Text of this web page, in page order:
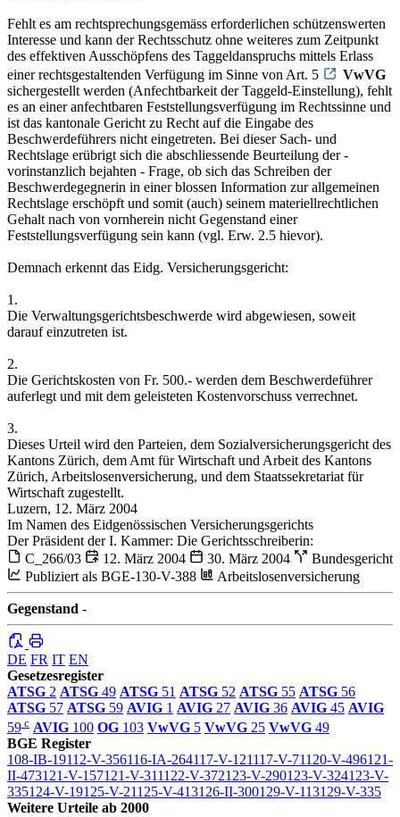
Fehlt es am rechtsprechungsgemäss erforderlichen schützenswerten
Interesse und kann der Rechtsschutz ohne weiteres zum Zeitpunkt
des effektiven Ausschöpfens des Taggeldanspruchs mittels Erlass
einer rechtsgestaltenden Verfügung im Sinne von Art. 5
VwVG
sichergestellt werden (Anfechtbarkeit der Taggeld-Einstellung), fehlt
es an einer anfechtbaren Feststellungsverfügung im Rechtssinne und
ist das kantonale Gericht zu Recht auf die Eingabe des
Beschwerdeführers nicht eingetreten. Bei dieser Sach- und
Rechtslage erübrigt sich die abschliessende Beurteilung der -
vorinstanzlich bejahten - Frage, ob sich das Schreiben der
Beschwerdegegnerin in einer blossen Information zur allgemeinen
Rechtslage erschöpft und somit (auch) seinem materiellrechtlichen
Gehalt nach von vornherein nicht Gegenstand einer
Feststellungsverfügung sein kann (vgl. Erw. 2.5 hievor).
Demnach erkennt das Eidg. Versicherungsgericht:
1.
Die Verwaltungsgerichtsbeschwerde wird abgewiesen, soweit
darauf einzutreten ist.
2.
Die Gerichtskosten von Fr. 500.- werden dem Beschwerdeführer
auferlegt und mit dem geleisteten Kostenvorschuss verrechnet.
3.
Dieses Urteil wird den Parteien, dem Sozialversicherungsgericht des
Kantons Zürich, dem Amt für Wirtschaft und Arbeit des Kantons
Zürich, Arbeitslosenversicherung, und dem Staatssekretariat für
Wirtschaft zugestellt.
Luzern, 12. März 2004
Im Namen des Eidgenössischen Versicherungsgerichts
Der Präsident der I. Kammer: Die Gerichtsschreiberin:
C_266/03
12. März 2004 30. März 2004
Bundesgericht
Publiziert als BGE-130-V-388
Arbeitslosenversicherung
Gegenstand -
DE FR IT EN
Gesetzesregister
ATSG 2 ATSG 49 ATSG 51 ATSG 52 ATSG 55 ATSG 56
ATSG 57 ATSG 59 AVIG 1 AVIG 27 AVIG 36 AVIG 45 AVIG
59 c AVIG 100 OG 103 VwVG 5 VwVG 25 VwVG 49
BGE Register
108-IB-19112-V-356116-IA-264117-V-121117-V-71120-V-496121-
II-473121-V-157121-V-311122-V-372123-V-290123-V-324123-V-
335124-V-19125-V-21125-V-413126-II-300129-V-113129-V-335
Weitere Urteile ab 2000